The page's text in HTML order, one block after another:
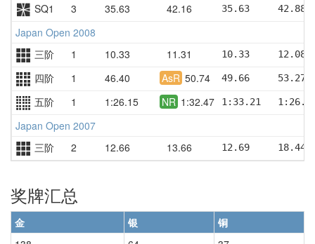
SQ1 3 35.63 42.16 35.63
Japan Open 2008
三阶
1 10.33 11.31 10.33
四阶 1 46.40 AsR 50.74 49.66     53.27
五阶 1 1:26.15 NR 1:32.47 1:33.21
Japan Open 2007
三阶
2 12.66 13.66 12.69
奖牌汇总
金 银
铜